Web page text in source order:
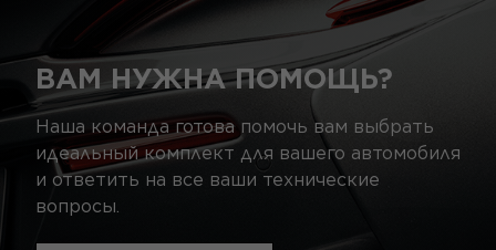
ВАМ НУЖНА ПОМОЩЬ?
Наша команда готова помочь вам выбрать
идеальный комплект для вашего автомобиля
и ответить на все ваши технические
вопросы.